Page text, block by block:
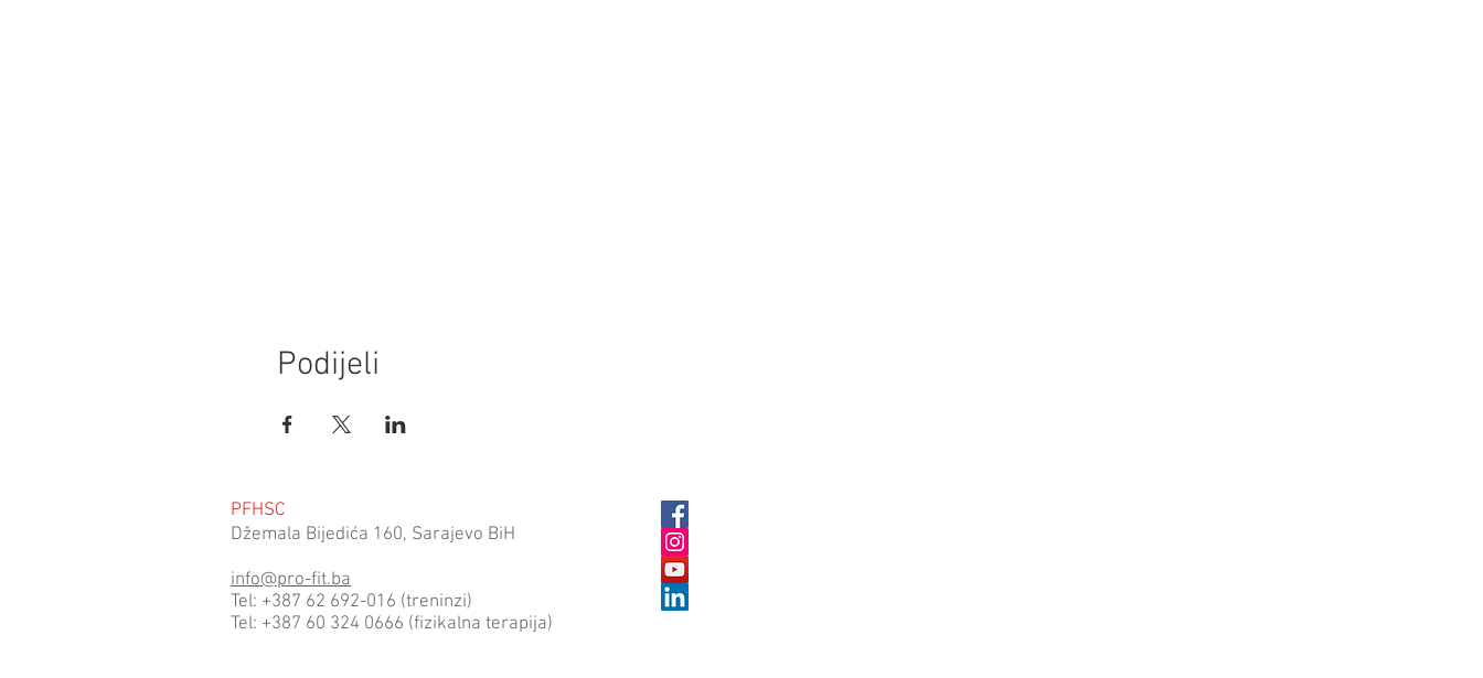
Podijeli
PFHSC
Džemala Bijedića 160, Sarajevo BiH
info@pro-fit.ba
Tel: +387 62 692-016 (treninzi)
Tel: +387 60 324 0666 (fizikalna terapija)